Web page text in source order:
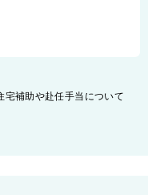
宅補助や赴任手当について